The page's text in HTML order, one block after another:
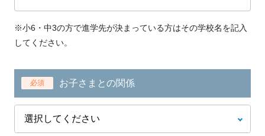
※小6・中3の方で進学先が決まっている方はその学校名を記入
してください。
必須 お子さまとの関係